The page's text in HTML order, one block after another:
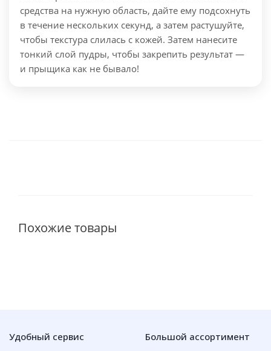
средства на нужную область, дайте ему подсохнуть
в течение нескольких секунд, а затем растушуйте,
чтобы текстура слилась с кожей. Затем нанесите
тонкий слой пудры, чтобы закрепить результат —
и прыщика как не бывало!
Похожие товары
Удобный сервис Большой ассортимент